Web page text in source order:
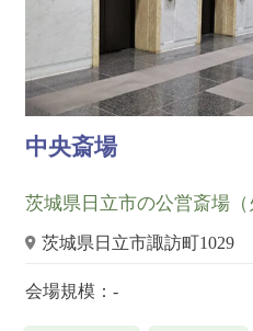
中央斎場
茨城県日立市の公営斎場（
茨城県日立市諏訪町1029
会場規模：-